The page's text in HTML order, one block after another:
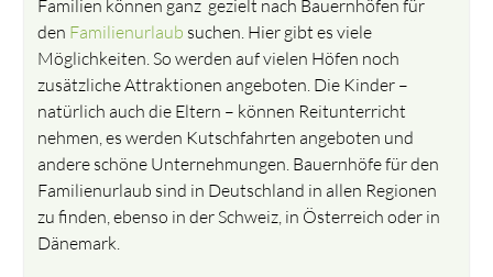
Familien können ganz gezielt nach Bauernhöfen für
den Familienurlaub suchen. Hier gibt es viele
Möglichkeiten. So werden auf vielen Höfen noch
zusätzliche Attraktionen angeboten. Die Kinder –
natürlich auch die Eltern – können Reitunterricht
nehmen, es werden Kutschfahrten angeboten und
andere schöne Unternehmungen. Bauernhöfe für den
Familienurlaub sind in Deutschland in allen Regionen
zu finden, ebenso in der Schweiz, in Österreich oder in
Dänemark.